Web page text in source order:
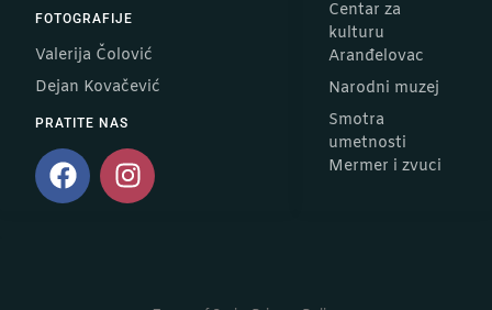
Centar za
kulturu
Aranđelovac
Narodni muzej
Smotra
umetnosti
Mermer i zvuci
FOTOGRAFIJE
Valerija Čolović
Dejan Kovačević
PRATITE NAS